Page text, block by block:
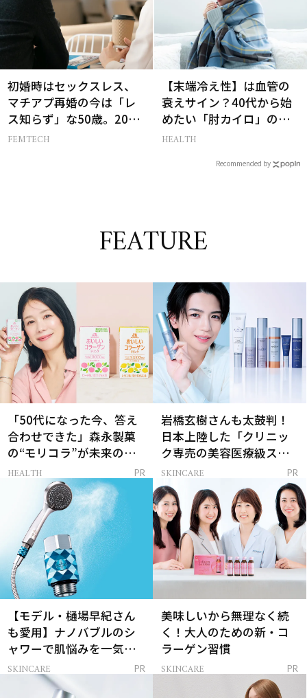
初婚時はセックスレス、
マチアプ再婚の今は「レ
ス知らず」な50歳。20代
と変えた“結婚の条件”と
FEMTECH
【末端冷え性】は血管の
衰えサイン？40代から始
めたい「肘カイロ」の新
常識
HEALTH
Recommended by
FEATURE
「50代になった今、答え
合わせできた」森永製菓
の“モリコラ”が未来のキ
レイを連れてくる！
HEALTH PR
岩橋玄樹さんも太鼓判！
日本上陸した「クリニッ
ク専売の美容医療級スキ
ンケア」
SKINCARE PR
【モデル・樋場早紀さん
も愛用】ナノバブルのシ
ャワーで肌悩みを一気に
解決
SKINCARE PR
美味しいから無理なく続
く！大人のための新・コ
ラーゲン習慣
SKINCARE PR